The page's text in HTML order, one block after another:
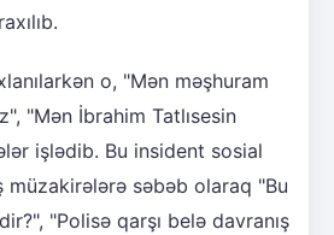
o, "Mən məşhuram
"Mən İbrahim Tatlısesin
işlədib. Bu insident sosial
müzakirələrə səbəb olaraq "Bu
"Polisə qarşı belə davranış